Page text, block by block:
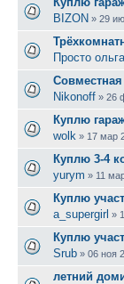
BIZON » 29
Просто ольга
Совместная
Nikonoff » 26
Куплю
wolk » 17 мар
Куплю 3-4
yurym » 11
Куплю
a_supergirl »
Куплю
Srub » 06 ноя
летний